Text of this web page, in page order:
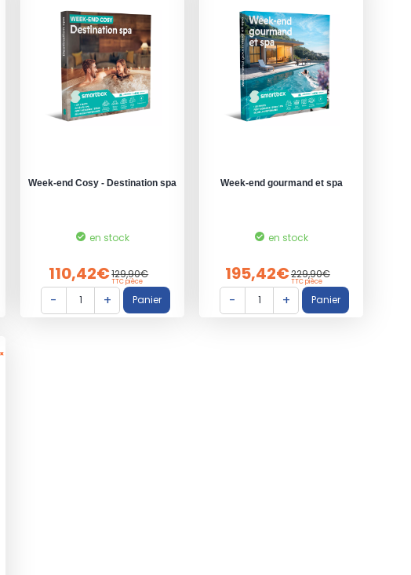
Week-end Cosy - Destination spa
en stock
110,42€129,90€
TTC pièce
Week-end gourmand et spa
en stock
195,42€229,90€
TTC pièce